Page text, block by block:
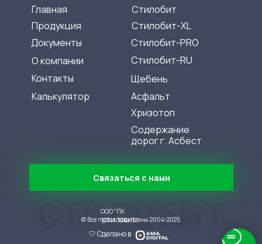
Калькулятор
Содержание
дорог г. Аcбест
Хризотоп
Асфальт
Щебень
Стилобит-RU
Стилобит-PRO
Стилобит-XL
Стилобит
Главная
Продукция
Документы
О компании
Контакты
© Все права защищены 2004-2025
ООО "ПК
"СТИЛОБИТ"
Связаться с нами
🤍 Сделано в